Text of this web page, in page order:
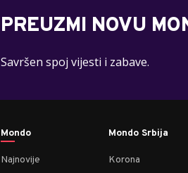
PREUZMI NOVU
Savršen spoj vijesti i zabave.
Mondo
Najnovije
Mondo Srbija
Korona